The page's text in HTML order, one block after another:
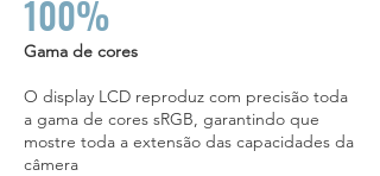
100%
Gama de cores
O display LCD reproduz com precisão toda
a gama de cores sRGB, garantindo que
mostre toda a extensão das capacidades da
câmera